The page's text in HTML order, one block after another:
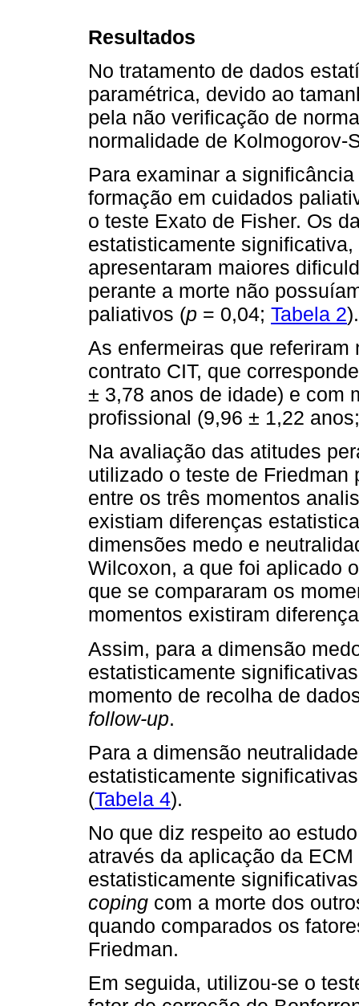
Resultados
No tratamento de dados
paramétrica, devido ao
pela não verificação de
normalidade de Kolmogorov-
Para examinar a
formação em cuidados
o teste Exato de Fisher. Os
estatisticamente
apresentaram maiores
perante a morte não
paliativos (p = 0,04; Tabela 2).
As enfermeiras que
contrato CIT, que
± 3,78 anos de idade) e com
profissional (9,96 ± 1,22
Na avaliação das atitudes
utilizado o teste de
entre os três momentos
existiam diferenças
dimensões medo e
Wilcoxon, a que foi aplicado
que se compararam os
momentos existiram
Assim, para a dimensão
estatisticamente
momento de recolha de
follow-up.
Para a dimensão
estatisticamente
(Tabela 4).
No que diz respeito ao
através da aplicação da ECM
estatisticamente
coping com a morte dos
quando comparados os
Friedman.
Em seguida, utilizou-se o